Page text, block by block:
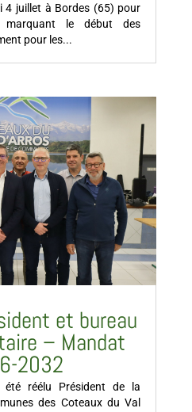
4 juillet à Bordes (65) pour
marquant le début des
pour les...
et bureau
– Mandat
2032
été réélu Président de la
des Coteaux du Val